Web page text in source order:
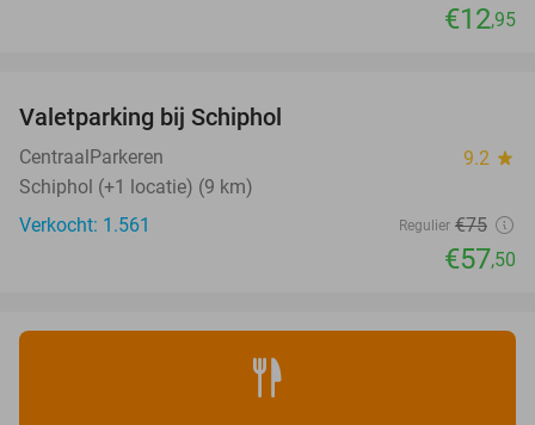
€12,95
Valetparking bij Schiphol
CentraalParkeren 9.2 star
Schiphol (+1 locatie) (9 km)
Verkocht: 1.561
Regulier €75
€57,50